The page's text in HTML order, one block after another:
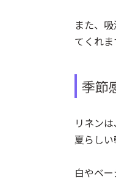
また、
てくれま
季節
リネン
夏らしい
白やベ